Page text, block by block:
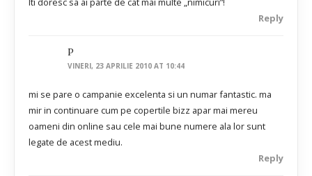
Reply
P
VINERI, 23 APRILIE 2010 AT 10:44
mi se pare o campanie excelenta si un numar fantastic. ma
mir in continuare cum pe copertile bizz apar mai mereu
oameni din online sau cele mai bune numere ala lor sunt
legate de acest mediu.
Reply